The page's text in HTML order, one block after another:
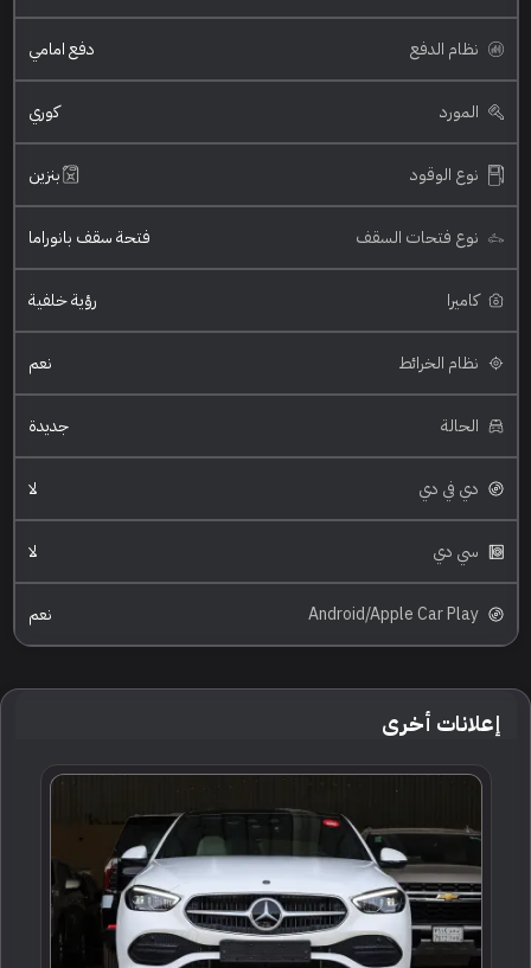
نظام الدفع دفع امامي
المورد كوري
نوع الوقود بنزين
نوع فتحات السقف فتحة سقف بانوراما
كاميرا رؤية خلفية
نظام الخرائط نعم
الحالة جديدة
دي في دي لا
سي دي لا
Android/Apple Car Play نعم
إعلانات أخرى